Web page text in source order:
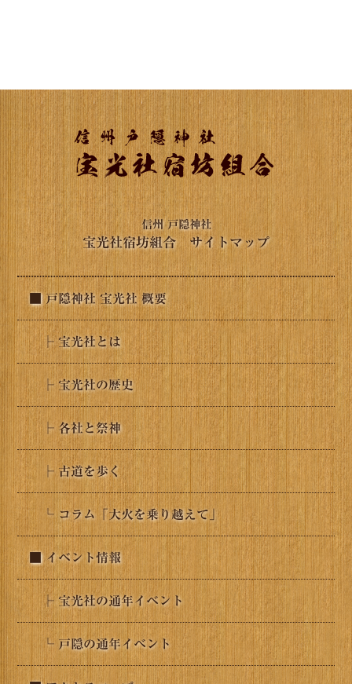
信州 戸隠神社
宝光社宿坊組合 サイトマップ
■ 戸隠神社 宝光社 概要
├ 宝光社とは
├ 宝光社の歴史
├ 各社と祭神
├ 古道を歩く
└ コラム「大火を乗り越えて」
■ イベント情報
├ 宝光社の通年イベント
└ 戸隠の通年イベント